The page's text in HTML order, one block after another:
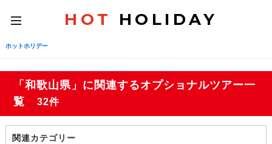
toggle
navigation
HOT HOLIDAY
ホットホリデー
「和歌山県」に関連するオプショナルツアー一
覧
32件
関連カテゴリー